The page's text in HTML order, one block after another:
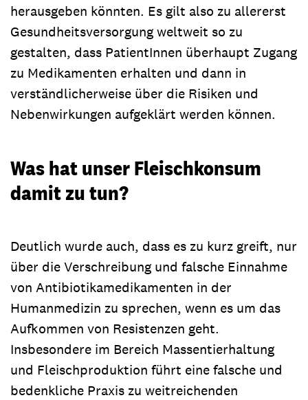
herausgeben könnten. Es gilt also zu allererst
Gesundheitsversorgung weltweit so zu
gestalten, dass PatientInnen überhaupt Zugang
zu Medikamenten erhalten und dann in
verständlicherweise über die Risiken und
Nebenwirkungen aufgeklärt werden können.
Was hat unser Fleischkonsum
damit zu tun?
Deutlich wurde auch, dass es zu kurz greift, nur
über die Verschreibung und falsche Einnahme
von Antibiotikamedikamenten in der
Humanmedizin zu sprechen, wenn es um das
Aufkommen von Resistenzen geht.
Insbesondere im Bereich Massentierhaltung
und Fleischproduktion führt eine falsche und
bedenkliche Praxis zu weitreichenden